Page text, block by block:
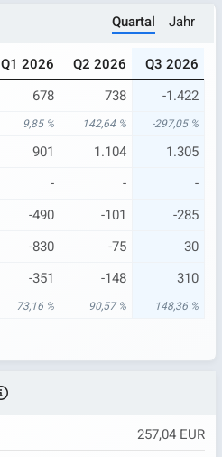
Quartal Jahr
Q1 2026 Q2 2026
Q3 2026
678 738 -1.422
9,85 % 142,64 % -297,05 %
901 1.104
1.305
- -
-
-490 -101
-285
-830 -75
30
-351 -148 310
73,16 % 90,57 % 148,36 %
257,04 EUR